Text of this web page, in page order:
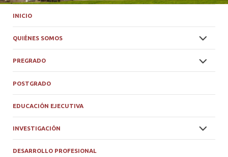
INICIO
QUIÉNES SOMOS
PREGRADO
POSTGRADO
EDUCACIÓN EJECUTIVA
INVESTIGACIÓN
DESARROLLO PROFESIONAL